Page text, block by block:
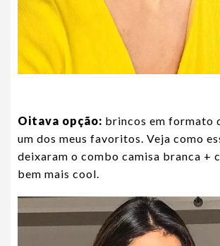
Oitava opção: brincos em formato
um dos meus favoritos. Veja como
deixaram o combo camisa branca +
bem mais cool.